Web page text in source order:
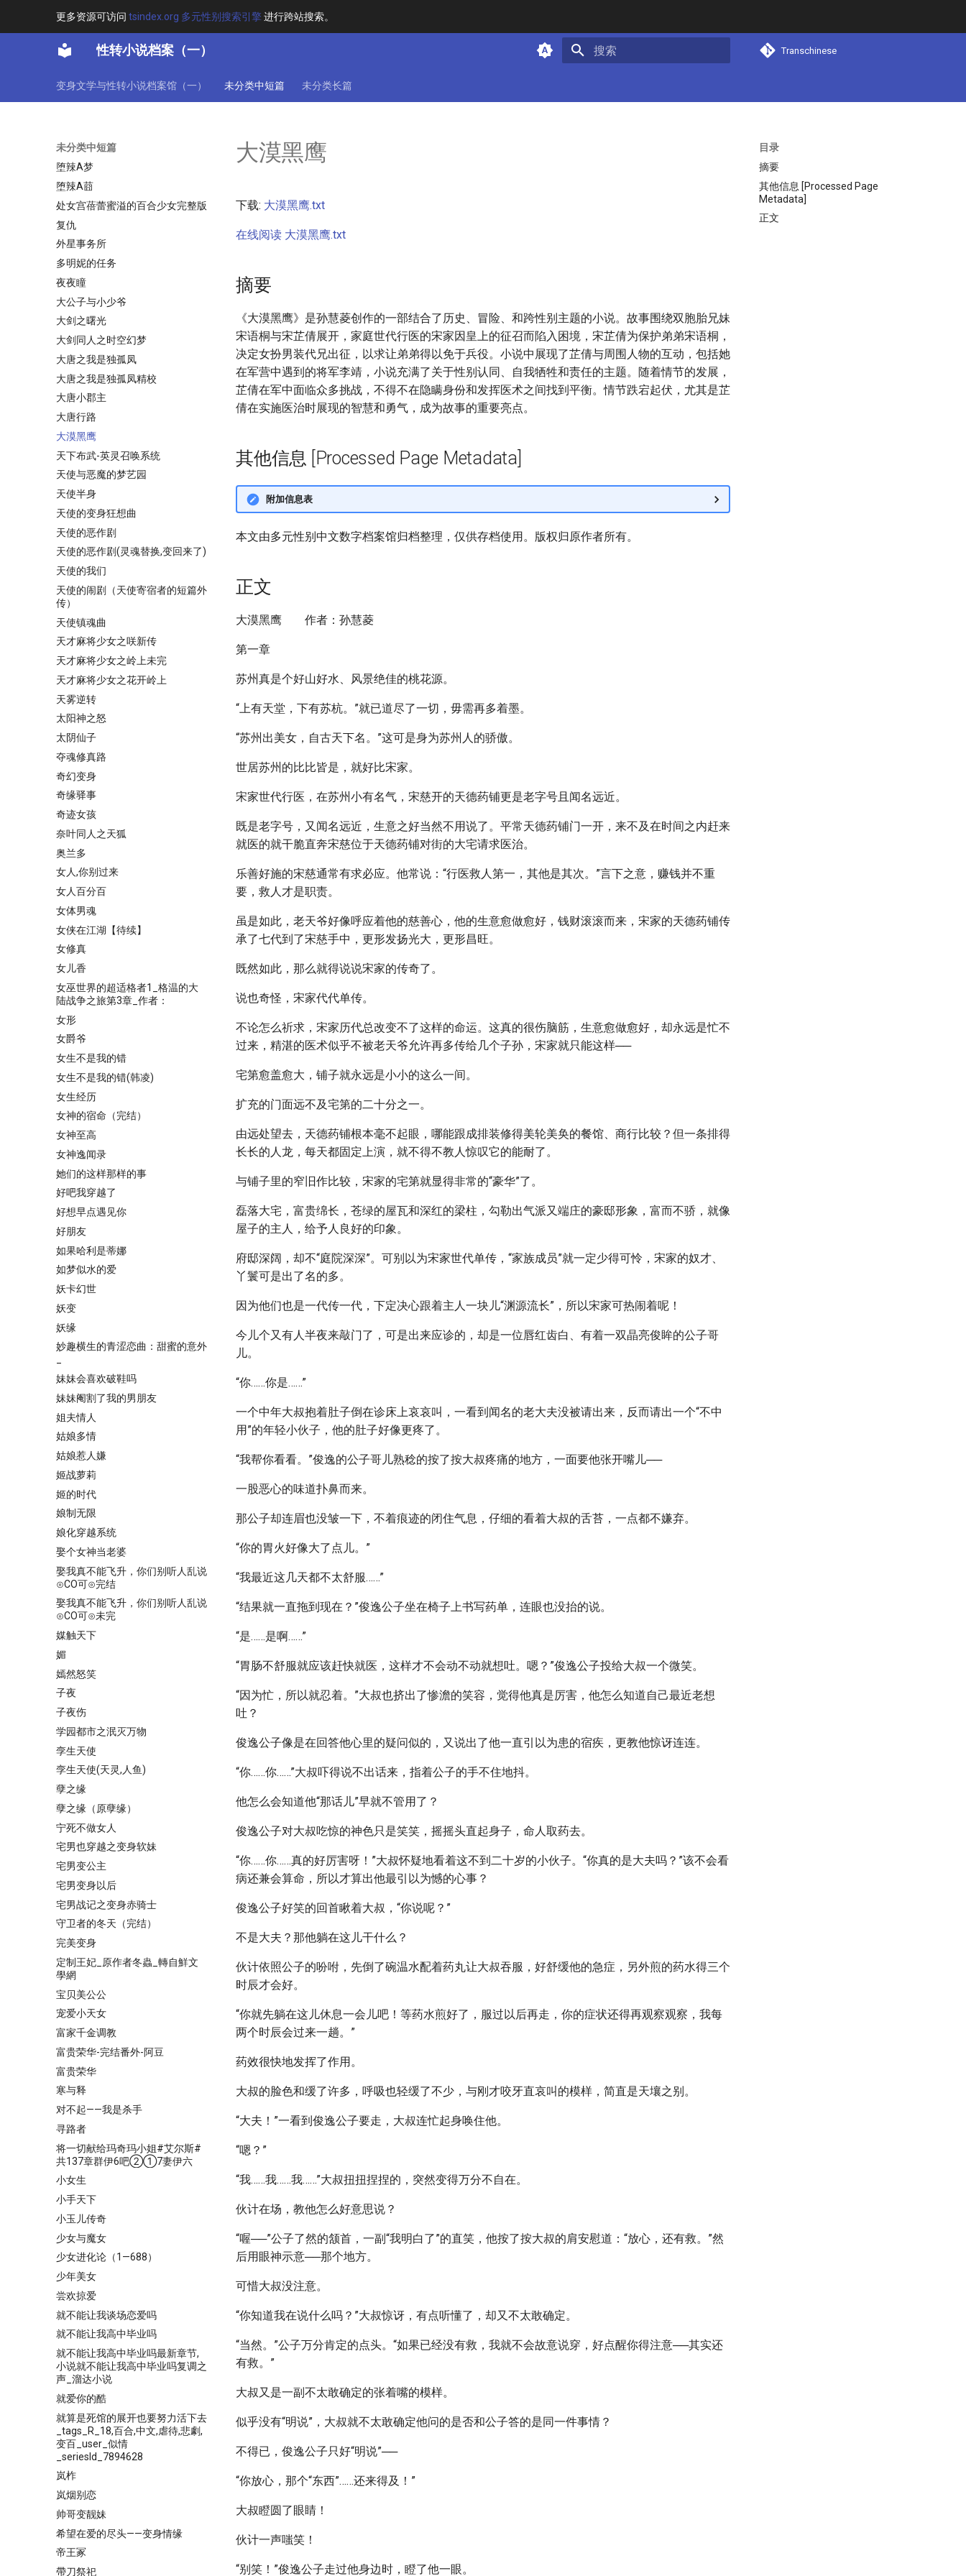
更多资源可访问 tsindex.org 多元性别搜索引擎进行跨站搜索。
性转小说档案（一） Transchinese
变身文学与性转小说档案馆（一） 未分类中短篇 未分类长篇
未分类中短篇
在异界的生活
在惊悚游戏遭遇鬼王小姐强娶咋办
⊙完本
堕天使公主
堕辣A梦
堕辣A莔
处女宫蓓蕾蜜溢的百合少女完整版
复仇
外星事务所
多明妮的任务
夜夜瞳
大公子与小少爷
大剑之曙光
大剑同人之时空幻梦
大唐之我是独孤凤
大唐之我是独孤凤精校
大唐小郡主
大唐行路
大漠黑鹰
天下布武-英灵召唤系统
天使与恶魔的梦艺园
天使半身
天使的变身狂想曲
天使的恶作剧
天使的恶作剧(灵魂替换,变回来了)
天使的我们
天使的闹剧（天使寄宿者的短篇外
传）
天使镇魂曲
天才麻将少女之咲新传
天才麻将少女之岭上未完
天才麻将少女之花开岭上
天雾逆转
太阳神之怒
太阴仙子
夺魂修真路
奇幻变身
奇缘驿事
奇迹女孩
奈叶同人之天狐
奥兰多
女人,你别过来
女人百分百
女体男魂
女侠在江湖【待续】
女修真
女儿香
女巫世界的超适格者1_格温的大
陆战争之旅第3章_作者：
女形
女爵爷
女生不是我的错
女生不是我的错(韩凌)
女生经历
女神的宿命（完结）
女神至高
女神逸闻录
她们的这样那样的事
好吧我穿越了
好想早点遇见你
好朋友
如果哈利是蒂娜
如梦似水的爱
妖卡幻世
妖变
妖缘
妙趣横生的青涩恋曲：甜蜜的意外
妹妹会喜欢破鞋吗
妹妹阉割了我的男朋友
姐夫情人
姑娘多情
姑娘惹人嫌
姬战萝莉
姬的时代
娘制无限
娘化穿越系统
娶个女神当老婆
娶我真不能飞升，你们别听人乱说
⊙CO可⊙完结
娶我真不能飞升，你们别听人乱说
⊙CO可⊙未完
媒触天下
媚
嫣然怒笑
子夜
子夜伤
学园都市之泯灭万物
孪生天使
孪生天使(天灵,人鱼)
孽之缘
孽之缘（原孽缘）
宁死不做女人
宅男也穿越之变身软妹
宅男变公主
宅男变身以后
宅男战记之变身赤骑士
守卫者的冬天（完结）
完美变身
定制王妃_原作者冬蟲_轉自鮮文
學網
宝贝美公公
宠爱小天女
富家千金调教
富贵荣华-完结番外-阿豆
富贵荣华
寒与释
对不起——我是杀手
寻路者
将一切献给玛奇玛小姐#艾尔斯#
共137章群伊6吧②①7妻伊六
小女生
小手天下
小玉儿传奇
少女与魔女
少女进化论（1—688）
少年美女
尝欢掠爱
就不能让我谈场恋爱吗
就不能让我高中毕业吗
就不能让我高中毕业吗最新章节,
小说就不能让我高中毕业吗复调之
声_溜达小说
就爱你的酷
就算是死馆的展开也要努力活下去
_tags_R_18,百合,中文,虐待,悲劇,
变百_user_似情
_seriesId_7894628
岚柞
岚烟别恋
帅哥变靓妹
希望在爱的尽头——变身情缘
帝王冢
帶刀祭祀
目录
摘要
其他信息 [Processed Page
Metadata]
正文
大漠黑鹰
下载: 大漠黑鹰.txt
在线阅读 大漠黑鹰.txt
摘要
《大漠黑鹰》是孙慧菱创作的一部结合了历史、冒险、和跨性别主题的小说。故事围绕双胞胎兄妹
宋语桐与宋芷倩展开，家庭世代行医的宋家因皇上的征召而陷入困境，宋芷倩为保护弟弟宋语桐，
决定女扮男装代兄出征，以求让弟弟得以免于兵役。小说中展现了芷倩与周围人物的互动，包括她
在军营中遇到的将军李靖，小说充满了关于性别认同、自我牺牲和责任的主题。随着情节的发展，
芷倩在军中面临众多挑战，不得不在隐瞒身份和发挥医术之间找到平衡。情节跌宕起伏，尤其是芷
倩在实施医治时展现的智慧和勇气，成为故事的重要亮点。
其他信息 [Processed Page Metadata]
附加信息表
本文由多元性别中文数字档案馆归档整理，仅供存档使用。版权归原作者所有。
正文
大漠黑鹰 作者：孙慧菱
第一章
苏州真是个好山好水、风景绝佳的桃花源。
“上有天堂，下有苏杭。”就已道尽了一切，毋需再多着墨。
“苏州出美女，自古天下名。”这可是身为苏州人的骄傲。
世居苏州的比比皆是，就好比宋家。
宋家世代行医，在苏州小有名气，宋慈开的天德药铺更是老字号且闻名远近。
既是老字号，又闻名远近，生意之好当然不用说了。平常天德药铺门一开，来不及在时间之内赶来
就医的就干脆直奔宋慈位于天德药铺对街的大宅请求医治。
乐善好施的宋慈通常有求必应。他常说：“行医救人第一，其他是其次。”言下之意，赚钱并不重
要，救人才是职责。
虽是如此，老天爷好像呼应着他的慈善心，他的生意愈做愈好，钱财滚滚而来，宋家的天德药铺传
承了七代到了宋慈手中，更形发扬光大，更形昌旺。
既然如此，那么就得说说宋家的传奇了。
说也奇怪，宋家代代单传。
不论怎么祈求，宋家历代总改变不了这样的命运。这真的很伤脑筋，生意愈做愈好，却永远是忙不
过来，精湛的医术似乎不被老天爷允许再多传给几个子孙，宋家就只能这样──
宅第愈盖愈大，铺子就永远是小小的这么一间。
扩充的门面远不及宅第的二十分之一。
由远处望去，天德药铺根本毫不起眼，哪能跟成排装修得美轮美奂的餐馆、商行比较？但一条排得
长长的人龙，每天都固定上演，就不得不教人惊叹它的能耐了。
与铺子里的窄旧作比较，宋家的宅第就显得非常的“豪华”了。
磊落大宅，富贵绵长，苍绿的屋瓦和深红的梁柱，勾勒出气派又端庄的豪邸形象，富而不骄，就像
屋子的主人，给予人良好的印象。
府邸深阔，却不“庭院深深”。可别以为宋家世代单传，“家族成员”就一定少得可怜，宋家的奴才、
丫鬟可是出了名的多。
因为他们也是一代传一代，下定决心跟着主人一块儿“渊源流长”，所以宋家可热闹着呢！
今儿个又有人半夜来敲门了，可是出来应诊的，却是一位唇红齿白、有着一双晶亮俊眸的公子哥
儿。
“你……你是……”
一个中年大叔抱着肚子倒在诊床上哀哀叫，一看到闻名的老大夫没被请出来，反而请出一个“不中
用”的年轻小伙子，他的肚子好像更疼了。
“我帮你看看。”俊逸的公子哥儿熟稔的按了按大叔疼痛的地方，一面要他张开嘴儿──
一股恶心的味道扑鼻而来。
那公子却连眉也没皱一下，不着痕迹的闭住气息，仔细的看着大叔的舌苔，一点都不嫌弃。
“你的胃火好像大了点儿。”
“我最近这几天都不太舒服……”
“结果就一直拖到现在？”俊逸公子坐在椅子上书写药单，连眼也没抬的说。
“是……是啊……”
“胃肠不舒服就应该赶快就医，这样才不会动不动就想吐。嗯？”俊逸公子投给大叔一个微笑。
“因为忙，所以就忍着。”大叔也挤出了惨澹的笑容，觉得他真是厉害，他怎么知道自己最近老想
吐？
俊逸公子像是在回答他心里的疑问似的，又说出了他一直引以为患的宿疾，更教他惊讶连连。
“你……你……”大叔吓得说不出话来，指着公子的手不住地抖。
他怎么会知道他“那话儿”早就不管用了？
俊逸公子对大叔吃惊的神色只是笑笑，摇摇头直起身子，命人取药去。
“你……你……真的好厉害呀！”大叔怀疑地看着这不到二十岁的小伙子。“你真的是大夫吗？”该不会看
病还兼会算命，所以才算出他最引以为憾的心事？
俊逸公子好笑的回首瞅着大叔，“你说呢？”
不是大夫？那他躺在这儿干什么？
伙计依照公子的吩咐，先倒了碗温水配着药丸让大叔吞服，好舒缓他的急症，另外煎的药水得三个
时辰才会好。
“你就先躺在这儿休息一会儿吧！等药水煎好了，服过以后再走，你的症状还得再观察观察，我每
两个时辰会过来一趟。”
药效很快地发挥了作用。
大叔的脸色和缓了许多，呼吸也轻缓了不少，与刚才咬牙直哀叫的模样，简直是天壤之别。
“大夫！”一看到俊逸公子要走，大叔连忙起身唤住他。
“嗯？”
“我……我……我……”大叔扭扭捏捏的，突然变得万分不自在。
伙计在场，教他怎么好意思说？
“喔──”公子了然的颔首，一副“我明白了”的直笑，他按了按大叔的肩安慰道：“放心，还有救。”然
后用眼神示意──那个地方。
可惜大叔没注意。
“你知道我在说什么吗？”大叔惊讶，有点听懂了，却又不太敢确定。
“当然。”公子万分肯定的点头。“如果已经没有救，我就不会故意说穿，好点醒你得注意──其实还
有救。”
大叔又是一副不太敢确定的张着嘴的模样。
似乎没有“明说”，大叔就不太敢确定他问的是否和公子答的是同一件事情？
不得已，俊逸公子只好“明说”──
“你放心，那个“东西”……还来得及！”
大叔瞪圆了眼睛！
伙计一声嗤笑！
“别笑！”俊逸公子走过他身边时，瞪了他一眼。